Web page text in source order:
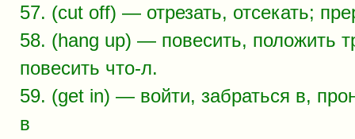
57. (cut off) — отрезать, отсекать;
58. (hang up) — повесить, положить
повесить что-л.
59. (get in) — войти, забраться в,
в